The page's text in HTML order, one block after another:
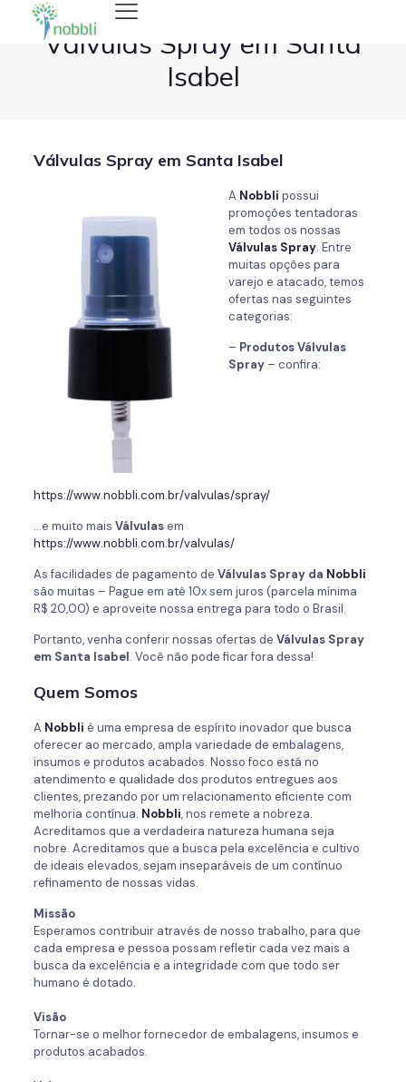
Válvulas Spray em Santa
Isabel
Válvulas Spray em Santa Isabel
A Nobbli possui
promoções tentadoras
em todos os nossas
Válvulas Spray. Entre
muitas opções para
varejo e atacado, temos
ofertas nas seguintes
categorias:
– Produtos Válvulas
Spray– confira:
https://www.nobbli.com.br/valvulas/spray/
…e muito mais Válvulasem
https://www.nobbli.com.br/valvulas/
As facilidades de pagamento de Válvulas Spray da Nobbli
são muitas – Pague em até 10x sem juros (parcela mínima
R$ 20,00) e aproveite nossa entrega para todo o Brasil.
Portanto, venha conferir nossas ofertas de Válvulas Spray
em Santa Isabel. Você não pode ficar fora dessa!
Quem Somos
A Nobbli é uma empresa de espírito inovador que busca
oferecer ao mercado, ampla variedade de embalagens,
insumos e produtos acabados. Nosso foco está no
atendimento e qualidade dos produtos entregues aos
clientes, prezando por um relacionamento eficiente com
melhoria contínua. Nobbli, nos remete a nobreza.
Acreditamos que a verdadeira natureza humana seja
nobre. Acreditamos que a busca pela excelência e cultivo
de ideais elevados, sejam inseparáveis de um contínuo
refinamento de nossas vidas.
Missão
Esperamos contribuir através de nosso trabalho, para que
cada empresa e pessoa possam refletir cada vez mais a
busca da excelência e a integridade com que todo ser
humano é dotado.
Visão
Tornar-se o melhor fornecedor de embalagens, insumos e
produtos acabados.